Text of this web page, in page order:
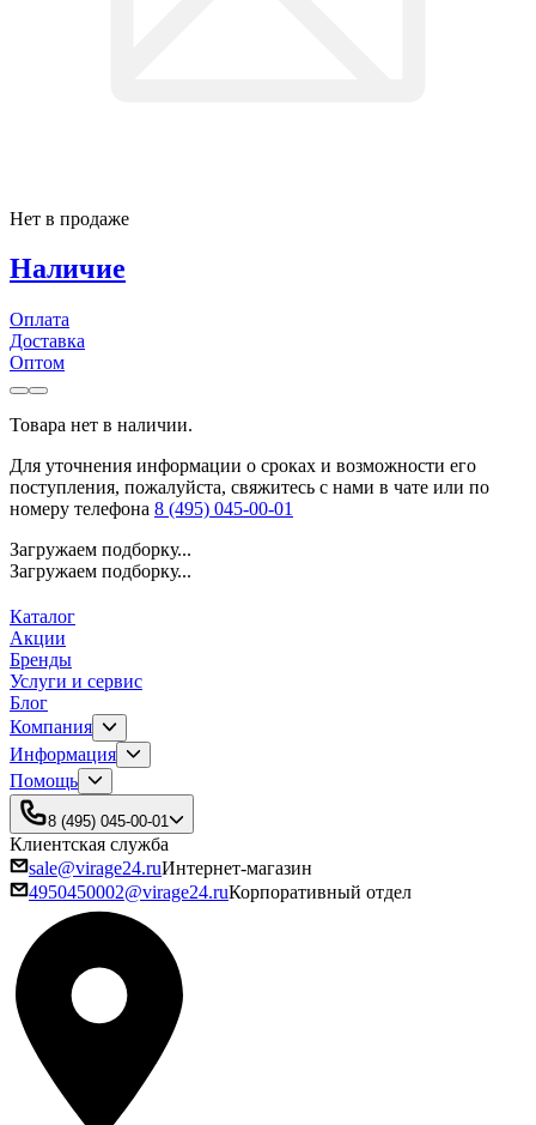
Нет в продаже
Наличие
Оплата
Доставка
Оптом
Товара нет в наличии.
Для уточнения информации о сроках и возможности его
поступления, пожалуйста, свяжитесь с нами в чате или по
номеру телефона 8 (495) 045-00-01
Загружаем подборку...
Загружаем подборку...
Каталог
Акции
Бренды
Услуги и сервис
Блог
Компания
Информация
Помощь
8 (495) 045-00-01
Клиентская служба
sale@virage24.ruИнтернет-магазин
4950450002@virage24.ruКорпоративный отдел